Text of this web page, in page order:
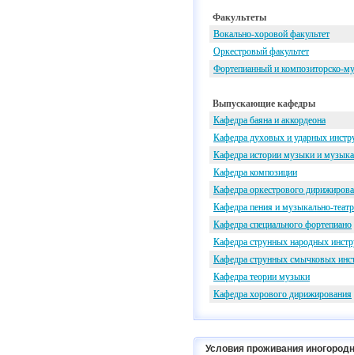
Факультеты
Вокально-хоровой факультет
Оркестровый факультет
Фортепианный и композиторско-
Выпускающие кафедры
Кафедра баяна и аккордеона
Кафедра духовых и ударных
Кафедра истории музыки и
Кафедра композиции
Кафедра оркестрового
Кафедра пения и музыкально-
Кафедра специального фортепиано
Кафедра струнных народных
Кафедра струнных смычковых
Кафедра теории музыки
Кафедра хорового дирижирования
Условия проживания